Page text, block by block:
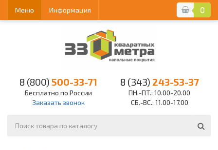
0
Меню Информация
8 (800) 500-33-71
Бесплатно по России
Заказать звонок
8 (343) 243-53-37
ПН.-ПТ.: 10.00-20.00
СБ.-ВС.: 11.00-17.00